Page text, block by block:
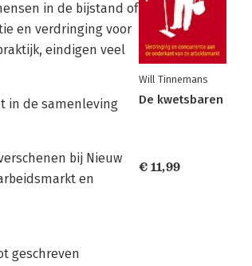
in de bijstand of
en verdringing voor
eindigen veel
in de samenleving
bij Nieuw
en
geschreven
Will Tinnemans
De kwetsbaren
€ 11,99